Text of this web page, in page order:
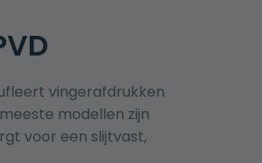
vingerafdrukken
modellen zijn
voor een slijtvast,